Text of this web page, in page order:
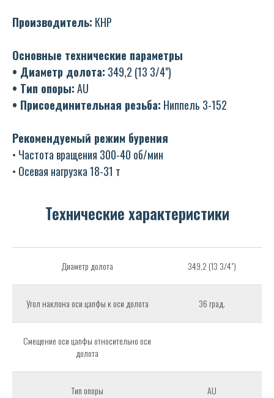
Производитель: КНР
Основные технические параметры
• Диаметр долота: 349,2 (13 3/4")
• Тип опоры:АU
• Присоединительная резьба: Ниппель 3-152
Рекомендуемый режим бурения
• Частота вращения 300-40 об/мин
• Осевая нагрузка 18-31 т
Технические характеристики
Диаметр долота 349,2 (13 3/4")
Угол наклона оси цапфы к оси долота 36 град.
Смещение оси цапфы относительно оси
долота
Тип опоры АU